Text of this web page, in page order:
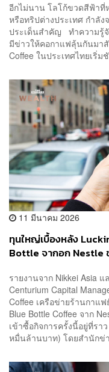
อีกไม่นาน โลโก้ขวดสีฟ้าที่
หรือทริปต่างประเทศ กำลัง
ประเด็นสำคัญ ทำความรู้
มีข่าวให้คอกาแฟลุ้นกันมา
Coffee ในประเทศไทยเริ่
11 มีนาคม 2026
ทุนใหญ่เบื้องหลัง
Bottle จากอก Nestle
รายงานจาก Nikkei Asia
Centurium Capital
Coffee เครือข่ายร้านกาแ
Blue Bottle Coffee จาก
เข้าซื้อกิจการครั้งนี้อยู่ที่ร
หมื่นล้านบาท) โดยสำนักข่